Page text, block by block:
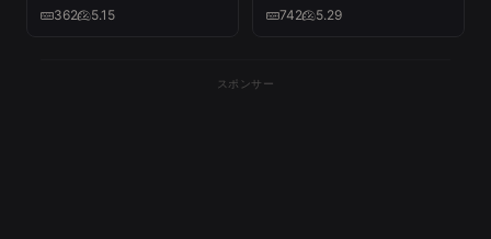
塔」
362 5.15
Video】
742 5.29
スポンサー